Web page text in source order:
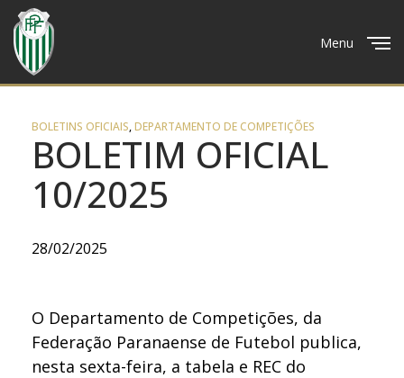
Menu
BOLETINS OFICIAIS,DEPARTAMENTO DE COMPETIÇÕES
BOLETIM OFICIAL
10/2025
28/02/2025
O Departamento de Competições, da
Federação Paranaense de Futebol publica,
nesta sexta-feira, a tabela e REC do